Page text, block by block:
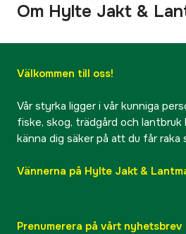
Om Hylte Jakt &
Välkommen till oss!
Vår styrka ligger i vår kunniga
fiske, skog, trädgård och lantbruk
känna dig säker på att du får raka
Vännerna på Hylte Jakt &
Prenumerera på vårt nyhetsbrev